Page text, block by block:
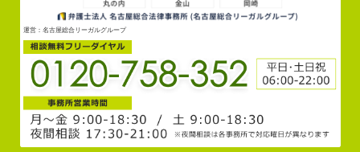
運営：名古屋総合リーガルグループ